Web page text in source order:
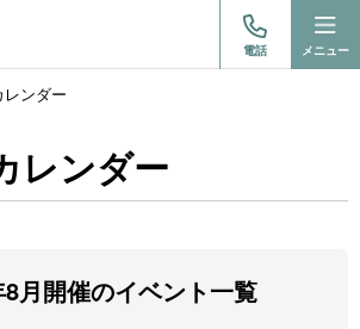
電話 メニュー
ンダー
レンダー
月開催のイベント一覧